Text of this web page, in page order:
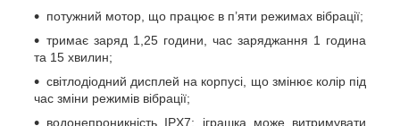
потужний мотор, що працює в п’яти режимах вібрації;
тримає заряд 1,25 години, час заряджання 1 година
та 15 хвилин;
світлодіодний дисплей на корпусі, що змінює колір під
час зміни режимів вібрації;
водонепроникність IPX7: іграшка може витримувати